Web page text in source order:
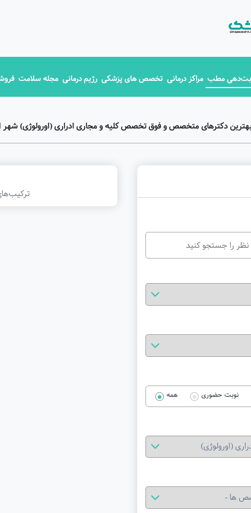
مطب مراکز درمانی تخصص های پزشکی رژیم درمانی مجله سلامت
دکترهای متخصص و فوق تخصص کلیه و مجاری ادراری (اورولوژی) شهر
نوبت حضوری همه